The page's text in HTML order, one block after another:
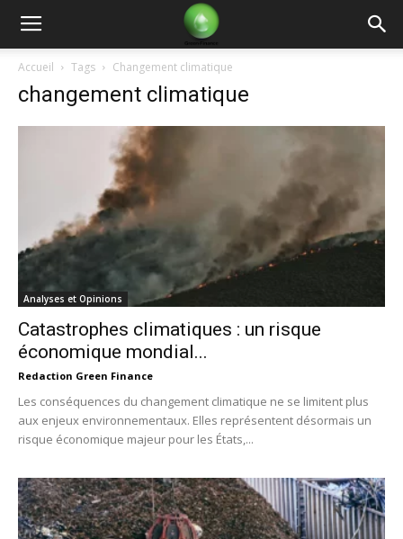
Green
Finance
Accueil Tags Changement climatique
changement climatique
Analyses et Opinions
Catastrophes climatiques : un risque
économique mondial...
Redaction Green Finance
Les conséquences du changement climatique ne se limitent plus
aux enjeux environnementaux. Elles représentent désormais un
risque économique majeur pour les États,...